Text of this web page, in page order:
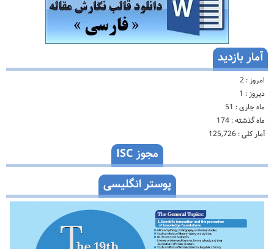
آمار بازدید
امروز : 2
دیروز : 1
ماه جاری : 51
ماه گذشته : 174
آمار کلی : 125,726
مجوز ISC
پوستر انگلیسی